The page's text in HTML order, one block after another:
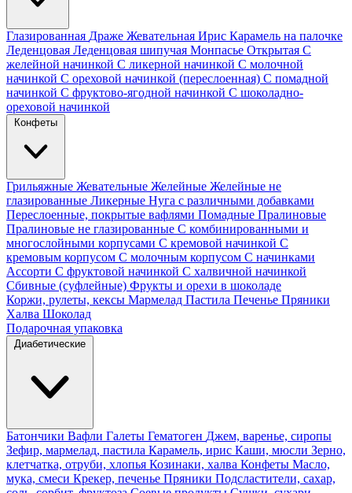
Глазированная Драже Жевательная Ирис Карамель на палочке
Леденцовая Леденцовая шипучая Монпасье Открытая С
желейной начинкой С ликерной начинкой С молочной
начинкой С ореховой начинкой (переслоенная) С помадной
начинкой С фруктово-ягодной начинкой С шоколадно-
ореховой начинкой
Конфеты
Грильяжные Жевательные Желейные Желейные не
глазированные Ликерные Нуга с различными добавками
Переслоенные, покрытые вафлями Помадные Пралиновые
Пралиновые не глазированные С комбинированными и
многослойными корпусами С кремовой начинкой С
кремовым корпусом С молочным корпусом С начинками
Ассорти С фруктовой начинкой С халвичной начинкой
Сбивные (суфлейные) Фрукты и орехи в шоколаде
Коржи, рулеты, кексы Мармелад Пастила Печенье Пряники
Халва Шоколад
Подарочная упаковка
Диабетические
Батончики Вафли Галеты Гематоген Джем, варенье, сиропы
Зефир, мармелад, пастила Карамель, ирис Каши, мюсли Зерно,
клетчатка, отруби, хлопья Козинаки, халва Конфеты Масло,
мука, смеси Крекер, печенье Пряники Подсластители, сахар,